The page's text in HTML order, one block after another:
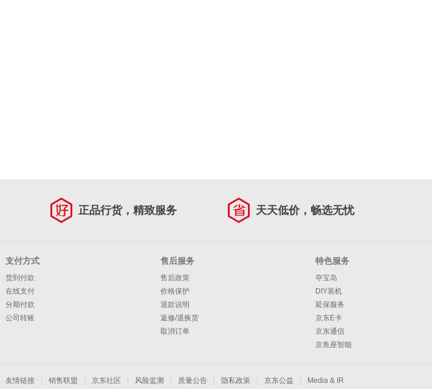
正品行货，精致服务 天天低价，畅选无忧
支付方式
货到付款
在线支付
分期付款
公司转账
售后服务
售后政策
价格保护
退款说明
返修/退换货
取消订单
特色服务
夺宝岛
DIY装机
延保服务
京东E卡
京东通信
京鱼座智能
友情链接 销售联盟 京东社区 风险监测 质量公告 隐私政策 京东公益 Media & IR